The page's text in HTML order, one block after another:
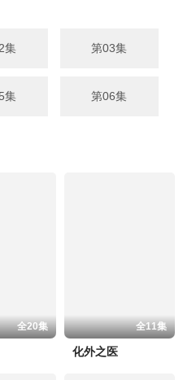
集 第03集
集 第06集
全20集 全11集
化外之医